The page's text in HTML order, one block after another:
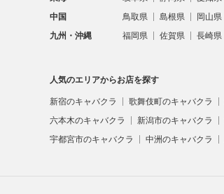
中国
鳥取県 島根県 岡山県
九州・沖縄
福岡県 佐賀県 長崎県
人気のエリアからお店を探す
新宿のキャバクラ 歌舞伎町のキャバクラ
六本木のキャバクラ
新潟市のキャバクラ
宇都宮市のキャバクラ
中洲のキャバクラ